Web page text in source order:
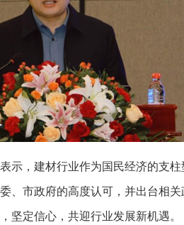
示，建材行业作为国民经济的支
、市政府的高度认可，并出台相
坚定信心，共迎行业发展新机遇。